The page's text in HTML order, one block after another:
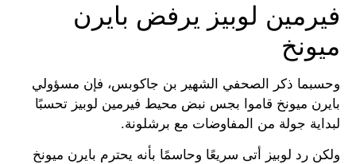
فيرمين لوبيز يرفض بايرن
ميونخ
وحسبما ذكر الصحفي الشهير بن جاكوبس، فإن مسؤولي
بايرن ميونخ قاموا بجس نبض محيط فيرمين لوبيز تحسبًا
لبداية جولة من المفاوضات مع برشلونة.
ولكن رد لوبيز أتى سريعًا وحاسمًا بأنه يحترم بايرن ميونخ